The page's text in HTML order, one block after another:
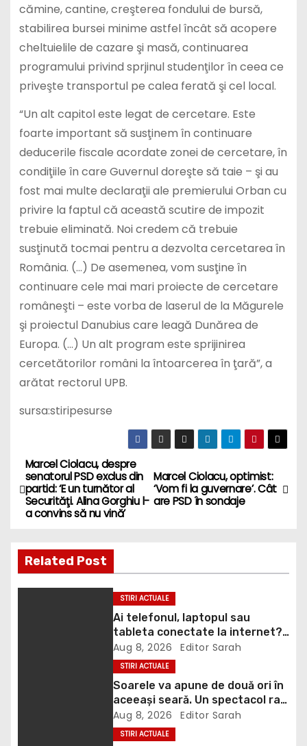
cămine, cantine, creşterea fondului de bursă,
stabilirea bursei minime astfel încât să acopere
cheltuielile de cazare şi masă, continuarea
programului privind sprjinul studenţilor în ceea ce
priveşte transportul pe calea ferată şi cel local.
“Un alt capitol este legat de cercetare. Este
foarte important să susţinem în continuare
deducerile fiscale acordate zonei de cercetare, în
condiţiile în care Guvernul doreşte să taie – şi au
fost mai multe declaraţii ale premierului Orban cu
privire la faptul că această scutire de impozit
trebuie eliminată. Noi credem că trebuie
susţinută tocmai pentru a dezvolta cercetarea în
România. (…) De asemenea, vom susţine în
continuare cele mai mari proiecte de cercetare
româneşti – este vorba de laserul de la Măgurele
şi proiectul Danubius care leagă Dunărea de
Europa. (…) Un alt program este sprijinirea
cercetătorilor români la întoarcerea în ţară”, a
arătat rectorul UPB.
sursa:stiripesurse
P
o
t
n
Marcel Ciolacu, optimist:
‘Vom fi la guvernare’. Cât
are PSD în sondaje
Marcel Ciolacu, despre
senatorul PSD exclus din
partid: ‘E un turnător al
Securităţi. Alina Gorghiu l-
a convins să nu vină’
Related Post
STIRI ACTUALE
Ai telefonul, laptopul sau
tableta conectate la internet?
DNSC avertizează asupra unui
risc pe care mulți utilizatori îl
ignoră
Aug 8, 2026 Editor Sarah
STIRI ACTUALE
Soarele va apune de două ori în
aceeași seară. Un spectacol rar
va întrerupe liniștea unui sat
din Europa
Aug 8, 2026 Editor Sarah
STIRI ACTUALE